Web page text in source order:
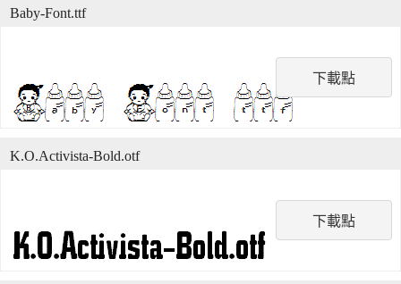
下載點
Baby-Font.ttf
下載點
K.O.Activista-Bold.otf